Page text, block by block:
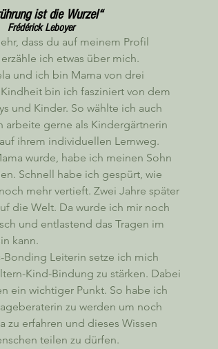
ist die Wurzel“
Frédérick Leboyer
dass du auf meinem Profil
ich etwas über mich.
und ich bin Mama von drei
bin ich fasziniert von dem
und Kinder. So wählte ich auch
arbeite gerne als Kindergärtnerin
ihrem individuellen Lernweg.
wurde, habe ich meinen Sohn
Schnell habe ich gespürt, wie
mehr vertieft. Zwei Jahre später
die Welt. Da wurde ich mir noch
und entlastend das Tragen im
kann.
Bonding Leiterin setze ich mich
Kind-Bindung zu stärken. Dabei
ein wichtiger Punkt. So habe ich
zu werden um noch
zu erfahren und dieses Wissen
teilen zu dürfen.